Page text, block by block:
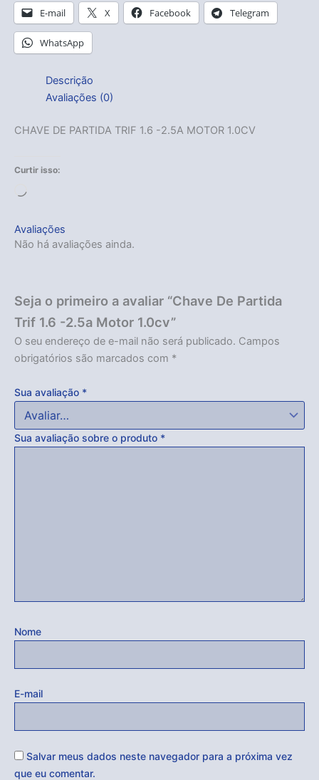
E-mail X Facebook Telegram
WhatsApp
Descrição
Avaliações (0)
CHAVE DE PARTIDA TRIF 1.6 -2.5A MOTOR 1.0CV
Curtir isso:
Carregando...
Avaliações
Não há avaliações ainda.
Seja o primeiro a avaliar “Chave De Partida
Trif 1.6 -2.5a Motor 1.0cv”
O seu endereço de e-mail não será publicado. Campos
obrigatórios são marcados com *
Sua avaliação *
Sua avaliação sobre o produto *
Nome
E-mail
Salvar meus dados neste navegador para a próxima vez
que eu comentar.